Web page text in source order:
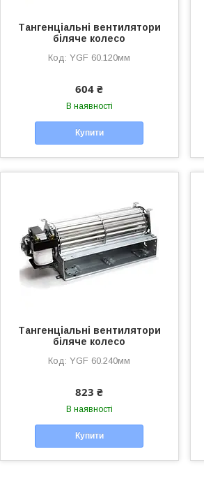
Тангенціальні вентилятори
біляче колесо
YGF 60.120мм
604 ₴
В наявності
Купити
Тангенціальні вентилятори
біляче колесо
YGF 60.240мм
823 ₴
В наявності
Купити